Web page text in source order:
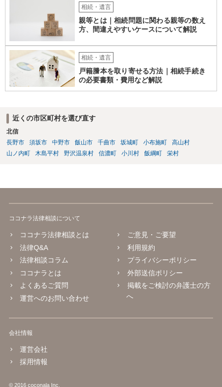
相続・遺言
親等とは｜相続問題に関わる親等の数え
方、間違えやすいケースについて解説
相続・遺言
戸籍謄本を取り寄せる方法｜相続手続き
の必要書類・費用など解説
近くの市区町村を選び直す
北信
長野市
須坂市 中野市 飯山市 千曲市 坂城町 小布施町
高山村
山ノ内町
木島平村 野沢温泉村 信濃町 小川村 飯綱町 栄村
ココナラ法律相談について
ココナラ法律相談とは
法律Q&A
法律相談コラム
ココナラとは
よくあるご質問
運営へのお問い合わせ
ご意見・ご要望
利用規約
プライバシーポリシー
外部送信ポリシー
掲載をご検討の弁護士の方
へ
会社情報
運営会社
採用情報
© 2016 coconala Inc.